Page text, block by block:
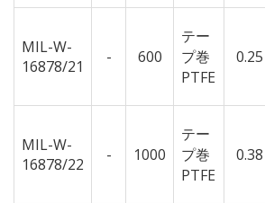
MIL-W-
16878/21
- 600
テー
プ巻
PTFE
0.25
MIL-W-
16878/22
- 1000
テー
プ巻
PTFE
0.38